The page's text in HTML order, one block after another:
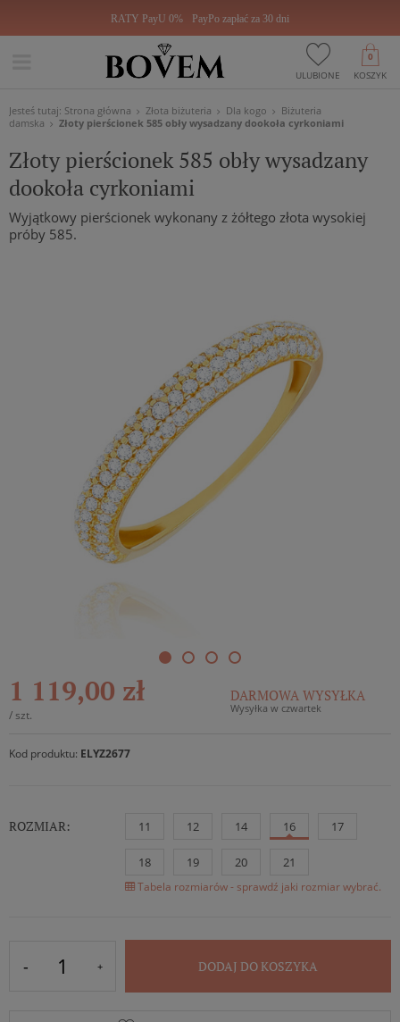
RATY PayU 0% PayPo zapłać za 30 dni
ULUBIONE KOSZYK
0
Jesteś tutaj: Strona główna Złota biżuteria Dla kogo
Biżuteria
damska
Złoty pierścionek 585 obły wysadzany dookoła cyrkoniami
Złoty pierścionek 585 obły wysadzany
dookoła cyrkoniami
Wyjątkowy pierścionek wykonany z żółtego złota wysokiej
próby 585.
1 119,00 zł
/ szt.
DARMOWA WYSYŁKA
Wysyłka w czwartek
Kod produktu: ELYZ2677
ROZMIAR: 11 12 14 16 17
18 19 20 21
Tabela rozmiarów - sprawdź jaki rozmiar wybrać.
DODAJ DO KOSZYKA